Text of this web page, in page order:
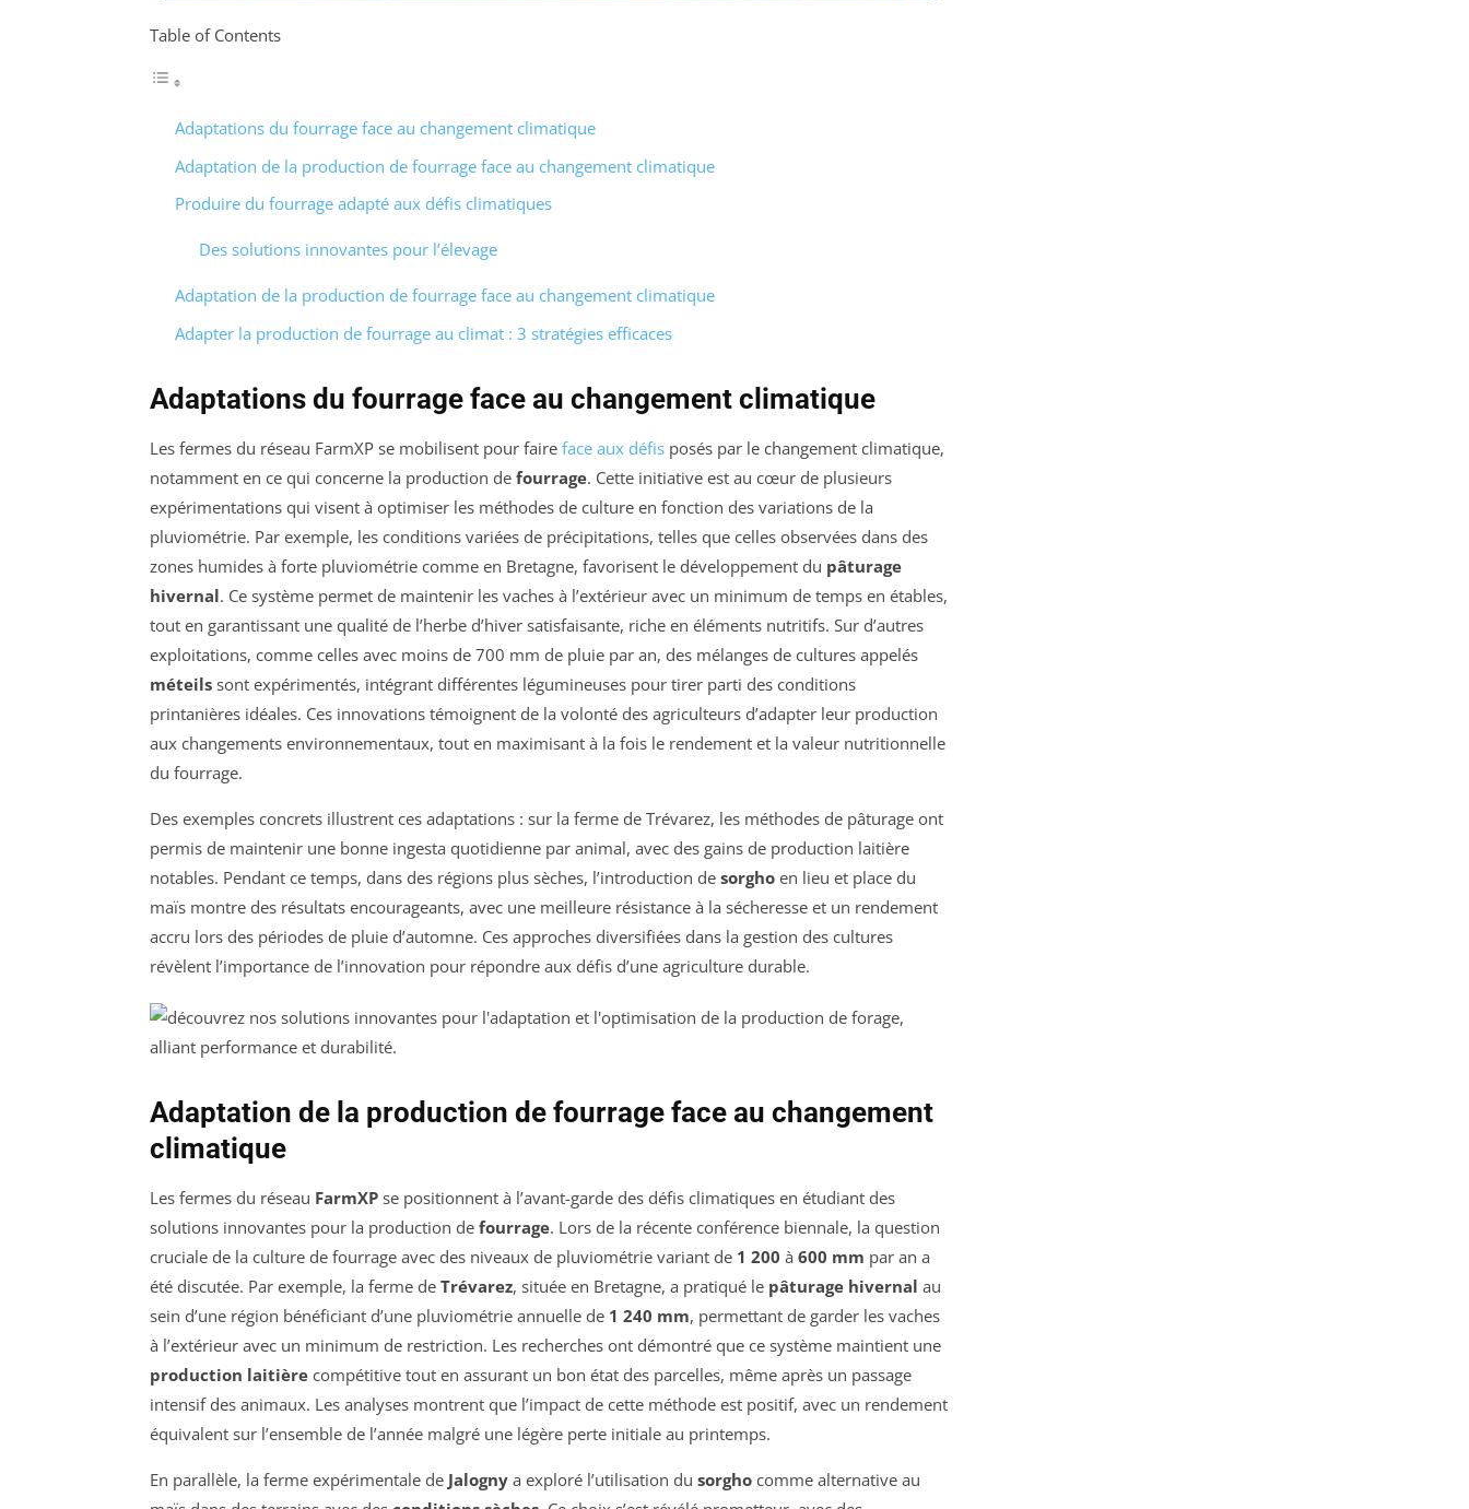
Table of Contents
Adaptations du fourrage face au changement climatique
Adaptation de la production de fourrage face au changement climatique
Produire du fourrage adapté aux défis climatiques
Des solutions innovantes pour l’élevage
Adaptation de la production de fourrage face au changement climatique
Adapter la production de fourrage au climat : 3 stratégies efficaces
Adaptations du fourrage face au changement climatique
Les fermes du réseau FarmXP se mobilisent pour faire face aux défis posés par le changement climatique,
notamment en ce qui concerne la production de fourrage. Cette initiative est au cœur de plusieurs
expérimentations qui visent à optimiser les méthodes de culture en fonction des variations de la
pluviométrie. Par exemple, les conditions variées de précipitations, telles que celles observées dans des
zones humides à forte pluviométrie comme en Bretagne, favorisent le développement du pâturage
hivernal. Ce système permet de maintenir les vaches à l’extérieur avec un minimum de temps en étables,
tout en garantissant une qualité de l’herbe d’hiver satisfaisante, riche en éléments nutritifs. Sur d’autres
exploitations, comme celles avec moins de 700 mm de pluie par an, des mélanges de cultures appelés
méteils sont expérimentés, intégrant différentes légumineuses pour tirer parti des conditions
printanières idéales. Ces innovations témoignent de la volonté des agriculteurs d’adapter leur production
aux changements environnementaux, tout en maximisant à la fois le rendement et la valeur nutritionnelle
du fourrage.
Des exemples concrets illustrent ces adaptations : sur la ferme de Trévarez, les méthodes de pâturage ont
permis de maintenir une bonne ingesta quotidienne par animal, avec des gains de production laitière
notables. Pendant ce temps, dans des régions plus sèches, l’introduction de sorgho en lieu et place du
maïs montre des résultats encourageants, avec une meilleure résistance à la sécheresse et un rendement
accru lors des périodes de pluie d’automne. Ces approches diversifiées dans la gestion des cultures
révèlent l’importance de l’innovation pour répondre aux défis d’une agriculture durable.
Adaptation de la production de fourrage face au changement
climatique
Les fermes du réseau FarmXP se positionnent à l’avant-garde des défis climatiques en étudiant des
solutions innovantes pour la production de fourrage. Lors de la récente conférence biennale, la question
cruciale de la culture de fourrage avec des niveaux de pluviométrie variant de 1 200 à 600 mm par an a
été discutée. Par exemple, la ferme de Trévarez, située en Bretagne, a pratiqué le pâturage hivernal au
sein d’une région bénéficiant d’une pluviométrie annuelle de 1 240 mm, permettant de garder les vaches
à l’extérieur avec un minimum de restriction. Les recherches ont démontré que ce système maintient une
production laitière compétitive tout en assurant un bon état des parcelles, même après un passage
intensif des animaux. Les analyses montrent que l’impact de cette méthode est positif, avec un rendement
équivalent sur l’ensemble de l’année malgré une légère perte initiale au printemps.
En parallèle, la ferme expérimentale de Jalogny a exploré l’utilisation du sorgho comme alternative au